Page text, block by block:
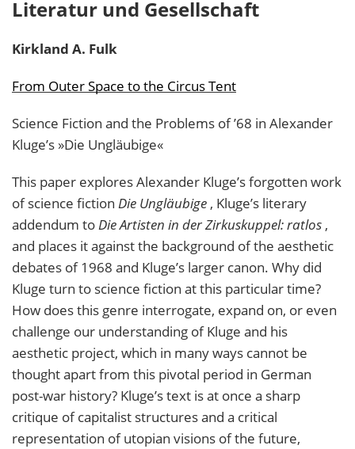
Literatur und Gesellschaft
Kirkland A. Fulk
From Outer Space to the Circus Tent
Science Fiction and the Problems of ’68 in Alexander
Kluge’s »Die Ungläubige«
This paper explores Alexander Kluge’s forgotten work
of science fiction Die Ungläubige , Kluge’s literary
addendum to Die Artisten in der Zirkuskuppel: ratlos ,
and places it against the background of the aesthetic
debates of 1968 and Kluge’s larger canon. Why did
Kluge turn to science fiction at this particular time?
How does this genre interrogate, expand on, or even
challenge our understanding of Kluge and his
aesthetic project, which in many ways cannot be
thought apart from this pivotal period in German
post-war history? Kluge’s text is at once a sharp
critique of capitalist structures and a critical
representation of utopian visions of the future,